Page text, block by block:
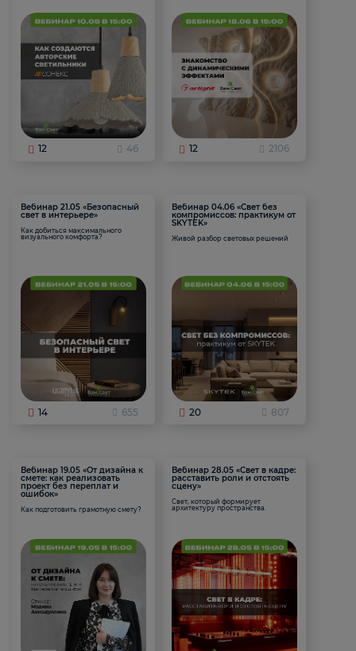
12 46 12 2106
Вебинар 21.05 «Безопасный
свет в интерьере»
Как добиться максимального
визуального комфорта?
14 655
Вебинар 04.06 «Свет без
компромиссов: практикум от
SKYTEK»
Живой разбор световых решений
20 807
Вебинар 19.05 «От дизайна к
смете: как реализовать
проект без переплат и
ошибок»
Как подготовить грамотную смету?
Вебинар 28.05 «Свет в кадре:
расставить роли и отстоять
сцену»
Свет, который формирует
архитектуру пространства.